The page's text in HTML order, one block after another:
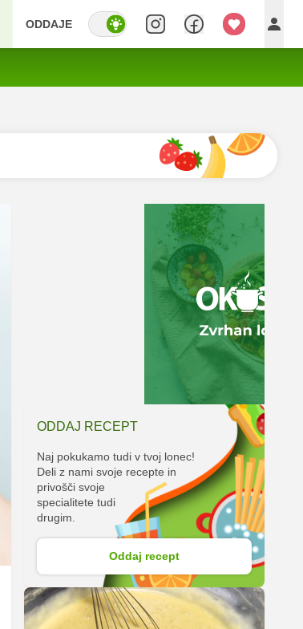
ODDAJE
ODDAJ RECEPT
Naj pokukamo tudi v tvoj lonec!
Deli z nami svoje recepte in
privošči svoje
specialitete tudi
drugim.
Oddaj recept